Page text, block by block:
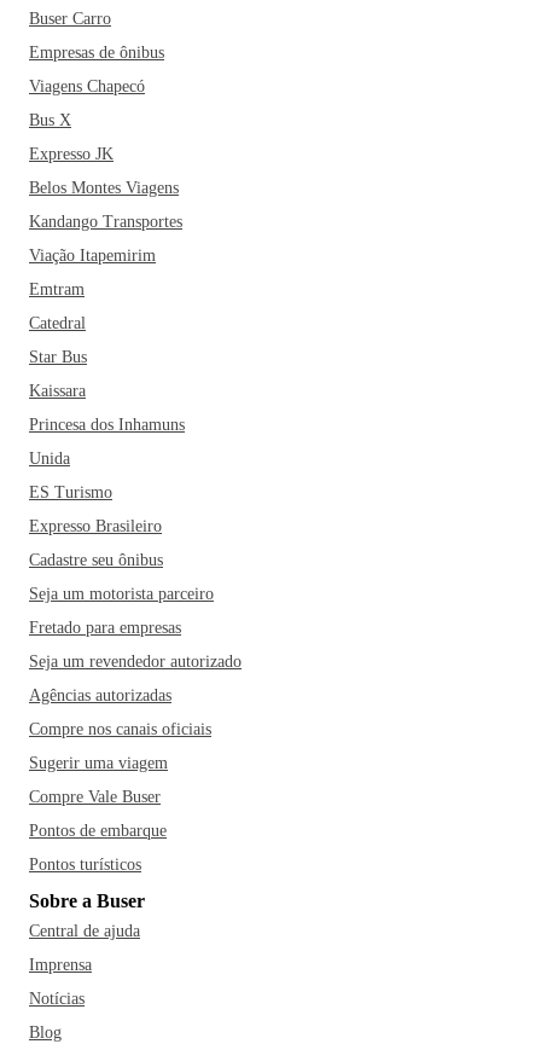
Buser Carro
Empresas de ônibus
Viagens Chapecó
Bus X
Expresso JK
Belos Montes Viagens
Kandango Transportes
Viação Itapemirim
Emtram
Catedral
Star Bus
Kaissara
Princesa dos Inhamuns
Unida
ES Turismo
Expresso Brasileiro
Cadastre seu ônibus
Seja um motorista parceiro
Fretado para empresas
Seja um revendedor autorizado
Agências autorizadas
Compre nos canais oficiais
Sugerir uma viagem
Compre Vale Buser
Pontos de embarque
Pontos turísticos
Sobre a Buser
Central de ajuda
Imprensa
Notícias
Blog